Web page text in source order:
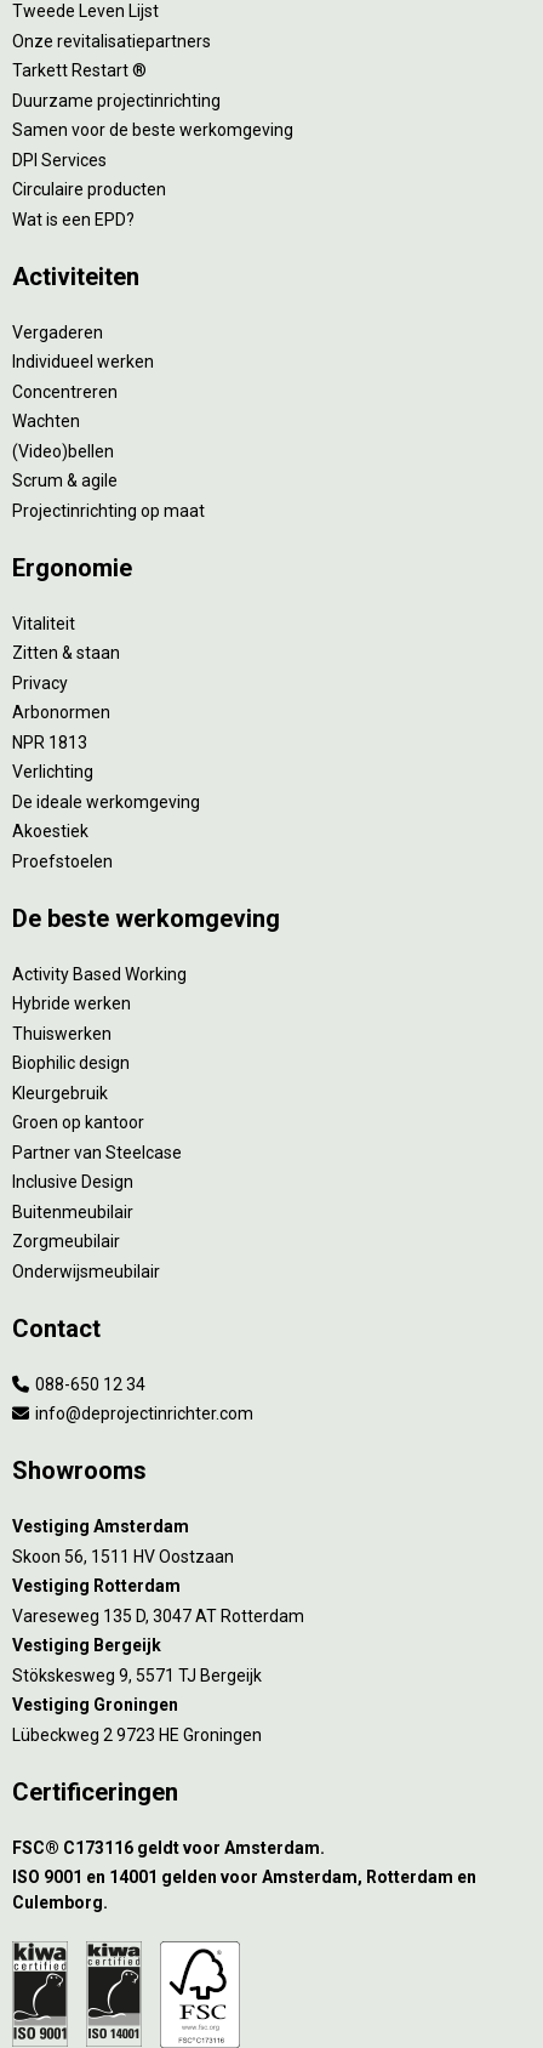
Tweede Leven Lijst
Onze revitalisatiepartners
Tarkett Restart ®
Duurzame projectinrichting
Samen voor de beste werkomgeving
DPI Services
Circulaire producten
Wat is een EPD?
Activiteiten
Vergaderen
Individueel werken
Concentreren
Wachten
(Video)bellen
Scrum & agile
Projectinrichting op maat
Ergonomie
Vitaliteit
Zitten & staan
Privacy
Arbonormen
NPR 1813
Verlichting
De ideale werkomgeving
Akoestiek
Proefstoelen
De beste werkomgeving
Activity Based Working
Hybride werken
Thuiswerken
Biophilic design
Kleurgebruik
Groen op kantoor
Partner van Steelcase
Inclusive Design
Buitenmeubilair
Zorgmeubilair
Onderwijsmeubilair
Contact
088-650 12 34
info@deprojectinrichter.com
Showrooms
Vestiging Amsterdam
Skoon 56, 1511 HV Oostzaan
Vestiging Rotterdam
Vareseweg 135 D, 3047 AT Rotterdam
Vestiging Bergeijk
Stökskesweg 9, 5571 TJ Bergeijk
Vestiging Groningen
Lübeckweg 2 9723 HE Groningen
Certificeringen
FSC® C173116 geldt voor Amsterdam.
ISO 9001 en 14001 gelden voor Amsterdam, Rotterdam en
Culemborg.